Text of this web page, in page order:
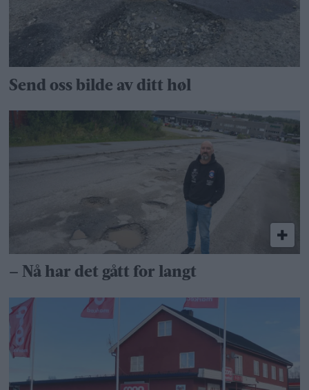
Send oss bilde av ditt høl
– Nå har det gått for langt